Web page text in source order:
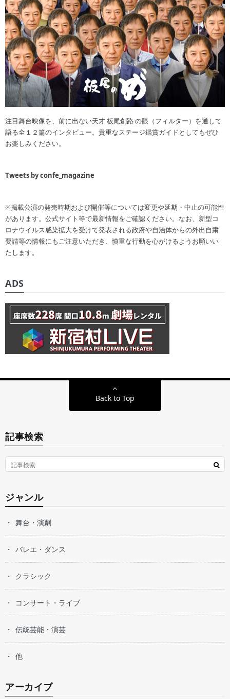
注目舞台映像を、前に出ない天才 板尾創路 の眼（フィルター）を通して
語る全１２篇のインタビュー。貴重なステージ鑑賞ガイドとしてもぜひ
お楽しみください。
Tweets by confe_magazine
※掲載公演の発売時期および開催等については変更や延期・中止の可能性
があります。公式サイト等で最新情報をご確認ください。なお、新型コ
ロナウイルス感染拡大を受けて発表される政府や自治体からの外出自粛
要請等の情報にもご注意いただき、慎重な行動を心がけるようお願いい
たします。
ADS
Back to Top
記事検索
ジャンル
舞台・演劇
バレエ・ダンス
クラシック
コンサート・ライブ
伝統芸能・演芸
他
アーカイブ